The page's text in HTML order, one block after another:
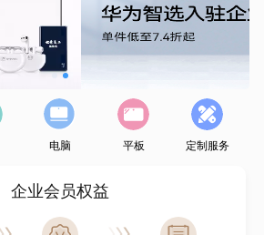
电脑 平板 定制服务
企业会员权益